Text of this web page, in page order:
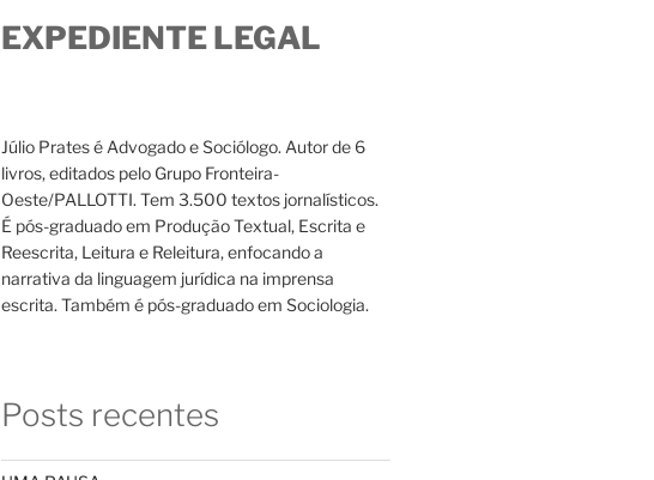
EXPEDIENTE LEGAL
Júlio Prates é Advogado e Sociólogo. Autor de 6
livros, editados pelo Grupo Fronteira-
Oeste/PALLOTTI. Tem 3.500 textos jornalísticos.
É pós-graduado em Produção Textual, Escrita e
Reescrita, Leitura e Releitura, enfocando a
narrativa da linguagem jurídica na imprensa
escrita. Também é pós-graduado em Sociologia.
Posts recentes